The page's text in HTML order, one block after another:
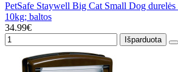
PetSafe Staywell Big Cat Small Dog
10kg; baltos
34.99€
Išparduota